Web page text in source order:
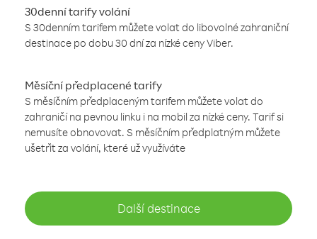
30denní tarify volání
S 30denním tarifem můžete volat do libovolné zahraniční
destinace po dobu 30 dní za nízké ceny Viber.
Měsíční předplacené tarify
S měsíčním předplaceným tarifem můžete volat do
zahraničí na pevnou linku i na mobil za nízké ceny. Tarif si
nemusíte obnovovat. S měsíčním předplatným můžete
ušetřit za volání, které už využíváte
Další destinace